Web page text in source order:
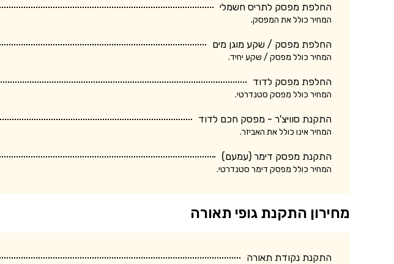
החלפת מפסק לתריס חשמלי
המחיר כולל את המפסק.
החלפת מפסק / שקע מוגן מים
המחיר כולל מפסק / שקע יחיד.
החלפת מפסק לדוד
המחיר כולל מפסק סטנדרטי.
התקנת סוויצ'ר - מפסק חכם לדוד
המחיר אינו כולל את האביזר.
התקנת מפסק דימר (עמעם)
המחיר כולל מפסק דימר סטנדרטי.
מחירון התקנת גופי תאורה
התקנת נקודת תאורה